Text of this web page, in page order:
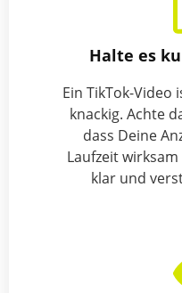
Halte es
Ein TikTok-Video
knackig. Achte
dass Deine
Laufzeit
klar und